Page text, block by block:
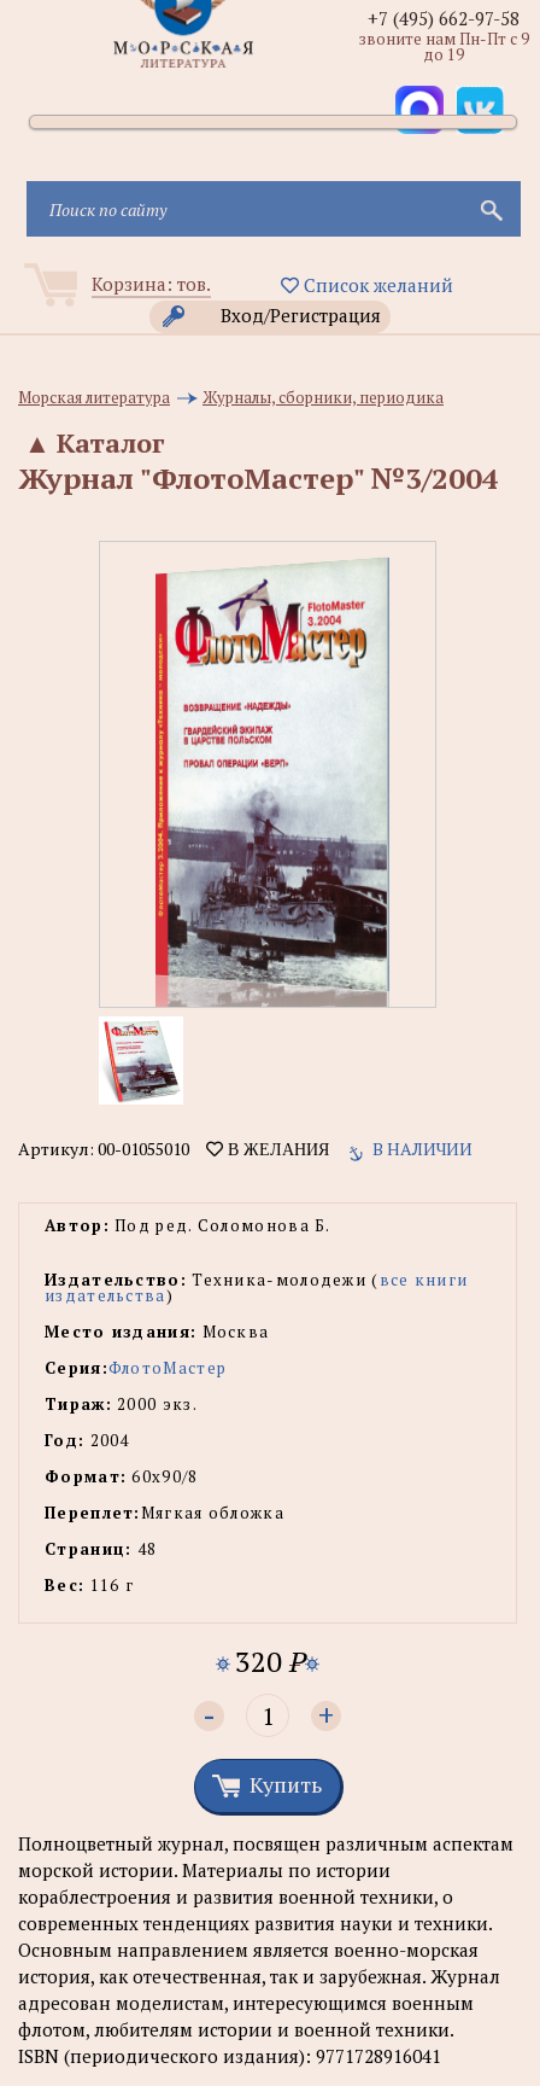
Корзина: тов.
Список желаний
Вход/Регистрация
+7 (495) 662-97-58
звоните нам Пн-Пт с 9
до 19
Морская литература Журналы, сборники, периодика
Каталог
▲
Журнал "ФлотоМастер" №3/2004
Артикул: 00-01055010 В ЖЕЛАНИЯ В НАЛИЧИИ
Автор: Под ред. Соломонова Б.
Издательство: Техника-молодежи (все книги
издательства)
Место издания: Москва
Серия:ФлотоМастер
Тираж: 2000 экз.
Год: 2004
Формат: 60х90/8
Переплет:Мягкая обложка
Страниц: 48
Вес: 116 г
320P
- +
Купить
Полноцветный журнал, посвящен различным аспектам
морской истории. Материалы по истории
кораблестроения и развития военной техники, о
современных тенденциях развития науки и техники.
Основным направлением является военно-морская
история, как отечественная, так и зарубежная. Журнал
адресован моделистам, интересующимся военным
флотом, любителям истории и военной техники.
ISBN (периодического издания): 9771728916041